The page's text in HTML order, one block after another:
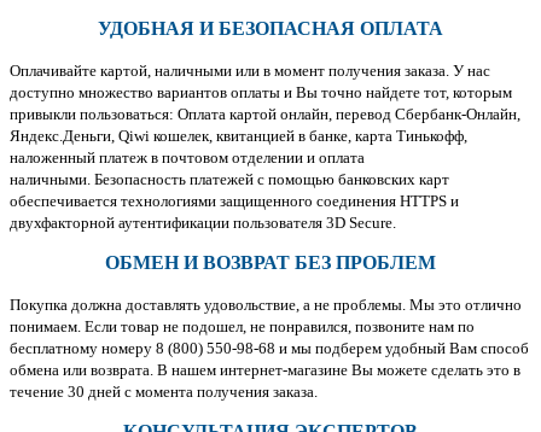
УДОБНАЯ И БЕЗОПАСНАЯ ОПЛАТА
Оплачивайте картой, наличными или в момент получения заказа. У нас
доступно множество вариантов оплаты и Вы точно найдете тот, которым
привыкли пользоваться: Оплата картой онлайн, перевод Сбербанк-Онлайн,
Яндекс.Деньги, Qiwi кошелек, квитанцией в банке, карта Тинькофф,
наложенный платеж в почтовом отделении и оплата
наличными. Безопасность платежей с помощью банковских карт
обеспечивается технологиями защищенного соединения HTTPS и
двухфакторной аутентификации пользователя 3D Secure.
ОБМЕН И ВОЗВРАТ БЕЗ ПРОБЛЕМ
Покупка должна доставлять удовольствие, а не проблемы. Мы это отлично
понимаем. Если товар не подошел, не понравился, позвоните нам по
бесплатному номеру 8 (800) 550-98-68 и мы подберем удобный Вам способ
обмена или возврата. В нашем интернет-магазине Вы можете сделать это в
течение 30 дней с момента получения заказа.